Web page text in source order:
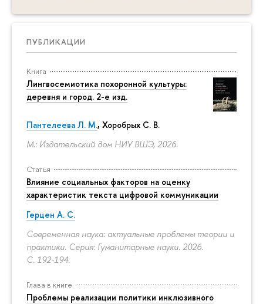
ПУБЛИКАЦИИ
Книга
Лингвосемиотика похоронной культуры:
деревня и город. 2-е изд.
Пантелеева Л. М., Хоробрых С. В.
М.: Издательский дом НИУ ВШЭ, 2026.
Статья
Влияние социальных факторов на оценку
характеристик текста цифровой коммуникации
Герцен А. С.
Современная наука: актуальные проблемы теории и
практики. Серия: Гуманитарные науки. 2026.
С. 192-194.
Глава в книге
Проблемы реализации политики инклюзивного